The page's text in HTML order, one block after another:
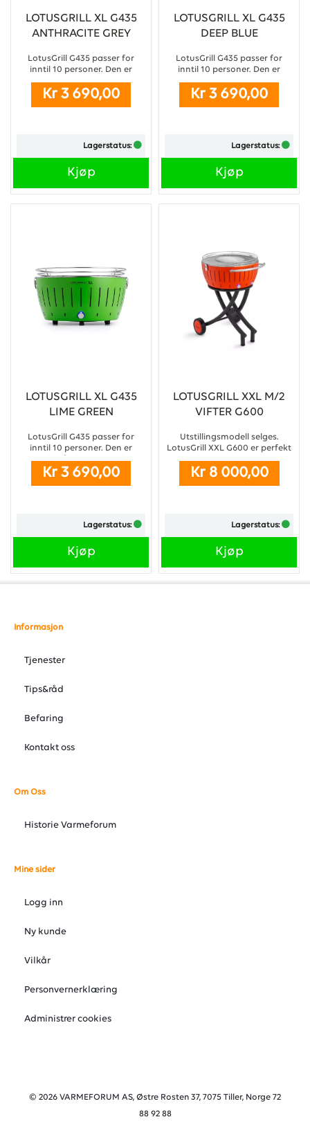
LOTUSGRILL XL G435
ANTHRACITE GREY
LotusGrill G435 passer for
inntil 10 personer. Den er
perfekt på campingplasser,
hjemme på terrassen, i hagen
eller til lystige lag ved
den har et spennende design
og vil bli lagt merke til. ...
Kr 3 690,00
Lagerstatus:
Kjøp
LOTUSGRILL XL G435
DEEP BLUE
LotusGrill G435 passer for
inntil 10 personer. Den er
perfekt på campingplasser,
hjemme på terrassen, i hagen
eller til lystige lag ved
den har et spennende design
og vil bli lagt merke til. ...
Kr 3 690,00
Lagerstatus:
Kjøp
LOTUSGRILL XL G435
LIME GREEN
LotusGrill G435 passer for
inntil 10 personer. Den er
perfekt på campingplasser,
hjemme på terrassen, i hagen
eller til lystige lag ved
den har et spennende design
og vil bli lagt merke til. ...
Kr 3 690,00
Lagerstatus:
Kjøp
LOTUSGRILL XXL M/2
VIFTER G600
Utstillingsmodell selges.
LotusGrill XXL G600 er perfekt
for familien eller
vennegjengen på
campingplasser, hjemme på
velkjente kullgrillsmaken
samtidig som den har et
spennende design og vil bli
lagt merke til.
...
Kr 8 000,00
Lagerstatus:
Kjøp
Informasjon
Tjenester
Tips&råd
Befaring
Kontakt oss
Om Oss
Historie Varmeforum
Mine sider
Logg inn
Ny kunde
Vilkår
Personvernerklæring
Administrer cookies
© 2026 VARMEFORUM AS, Østre Rosten 37, 7075 Tiller, Norge 72
88 92 88